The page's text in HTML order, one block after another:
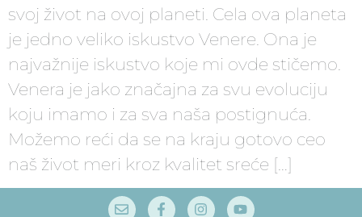
svoj život na ovoj planeti. Cela ova planeta
je jedno veliko iskustvo Venere. Ona je
najvažnije iskustvo koje mi ovde stičemo.
Venera je jako značajna za svu evoluciju
koju imamo i za sva naša postignuća.
Možemo reći da se na kraju gotovo ceo
naš život meri kroz kvalitet sreće […]